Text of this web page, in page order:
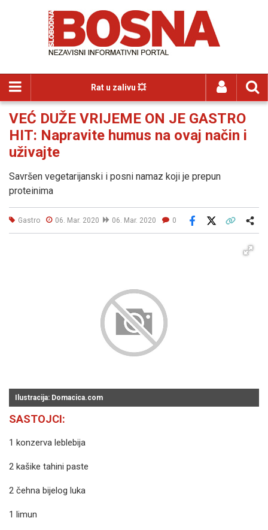
Rat u zalivu 💥
VEĆ DUŽE VRIJEME ON JE GASTRO
HIT: Napravite humus na ovaj način i
uživajte
Savršen vegetarijanski i posni namaz koji je prepun
proteinima
Gastro 06. Mar. 2020 06. Mar. 2020 0
Facebook
Ilustracija: Domacica.com
SASTOJCI:
1 konzerva leblebija
2 kašike tahini paste
2 čehna bijelog luka
1 limun